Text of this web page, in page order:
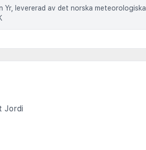
Yr, levererad av det norska meteorologiska